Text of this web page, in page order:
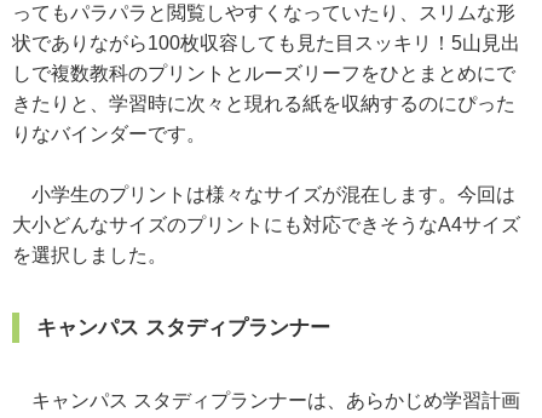
ってもパラパラと閲覧しやすくなっていたり、スリムな形
状でありながら100枚収容しても見た目スッキリ！5山見出
しで複数教科のプリントとルーズリーフをひとまとめにで
きたりと、学習時に次々と現れる紙を収納するのにぴった
りなバインダーです。
小学生のプリントは様々なサイズが混在します。今回は
大小どんなサイズのプリントにも対応できそうなA4サイズ
を選択しました。
キャンパス スタディプランナー
キャンパス スタディプランナーは、あらかじめ学習計画